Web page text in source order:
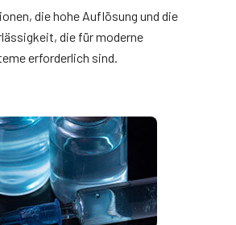
die hohe Auflösung und die
die für moderne
erforderlich sind.